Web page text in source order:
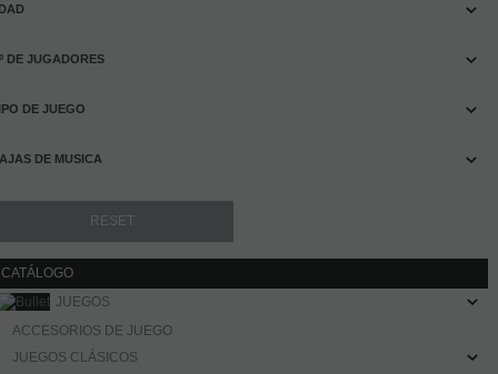
DE JUGADORES
DE JUEGO
DE MUSICA
CATÁLOGO
JUEGOS
ACCESORIOS DE JUEGO
JUEGOS CLÁSICOS